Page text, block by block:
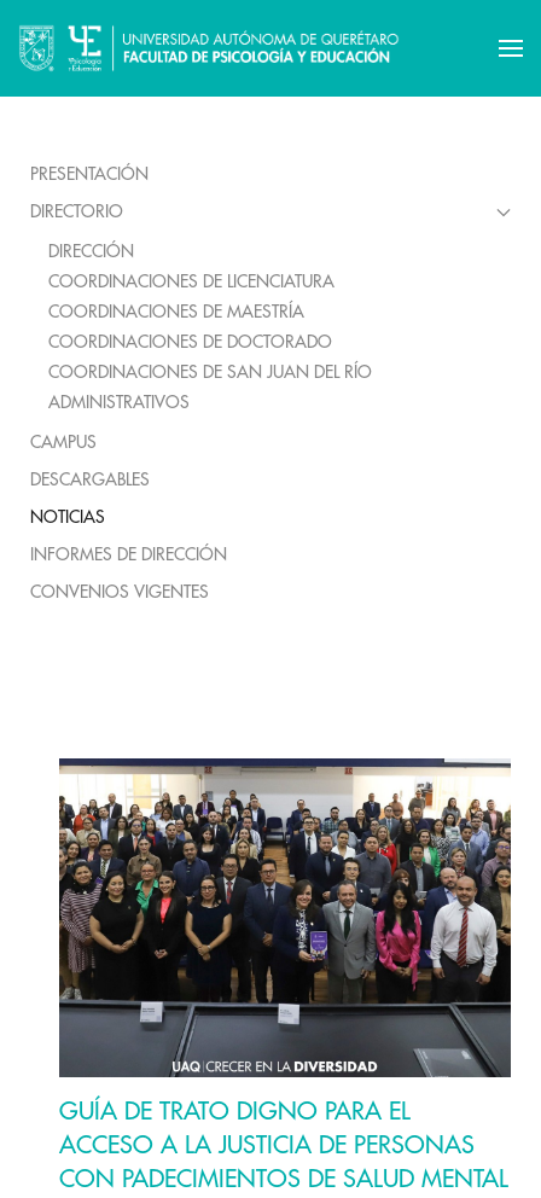
PRESENTACIÓN
DIRECTORIO
DIRECCIÓN
COORDINACIONES DE LICENCIATURA
COORDINACIONES DE MAESTRÍA
COORDINACIONES DE DOCTORADO
COORDINACIONES DE SAN JUAN DEL RÍO
ADMINISTRATIVOS
CAMPUS
DESCARGABLES
NOTICIAS
INFORMES DE DIRECCIÓN
CONVENIOS VIGENTES
GUÍA DE TRATO DIGNO PARA EL
ACCESO A LA JUSTICIA DE PERSONAS
CON PADECIMIENTOS DE SALUD MENTAL